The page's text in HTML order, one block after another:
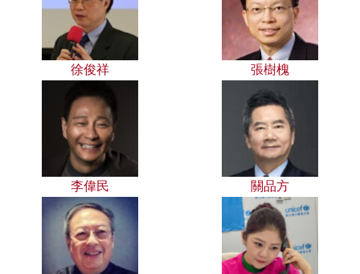
徐俊祥 張樹槐
李偉民 關品方